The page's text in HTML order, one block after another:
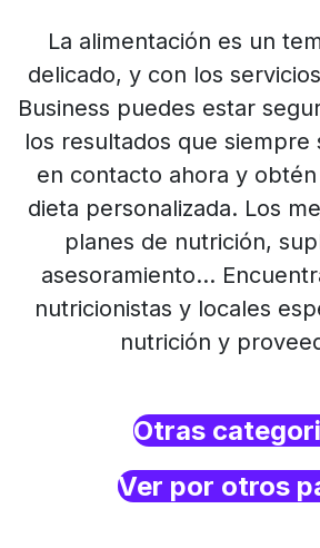
La alimentación es un
delicado, y con los
Business puedes estar
los resultados que siempre
en contacto ahora y
dieta personalizada. Los
planes de nutrición,
asesoramiento…
nutricionistas y locales
nutrición y
Otras
Ver por otros